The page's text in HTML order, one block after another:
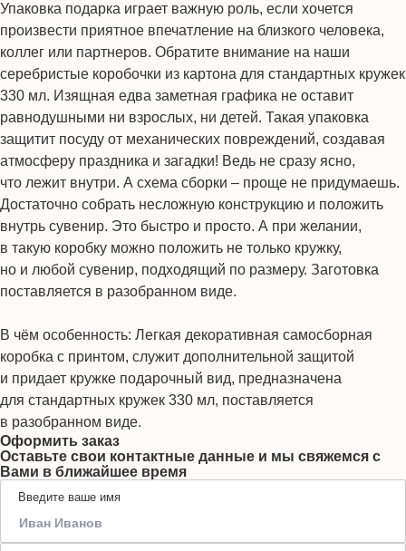
Упаковка подарка играет важную роль, если хочется
произвести приятное впечатление на близкого человека,
коллег или партнеров. Обратите внимание на наши
серебристые коробочки из картона для стандартных кружек
330 мл. Изящная едва заметная графика не оставит
равнодушными ни взрослых, ни детей. Такая упаковка
защитит посуду от механических повреждений, создавая
атмосферу праздника и загадки! Ведь не сразу ясно,
что лежит внутри. А схема сборки – проще не придумаешь.
Достаточно собрать несложную конструкцию и положить
внутрь сувенир. Это быстро и просто. А при желании,
в такую коробку можно положить не только кружку,
но и любой сувенир, подходящий по размеру. Заготовка
поставляется в разобранном виде.
В чём особенность: Легкая декоративная самосборная
коробка с принтом, служит дополнительной защитой
и придает кружке подарочный вид, предназначена
для стандартных кружек 330 мл, поставляется
в разобранном виде.
Оформить заказ
Оставьте свои контактные данные и мы свяжемся с
Вами в ближайшее время
Введите ваше имя